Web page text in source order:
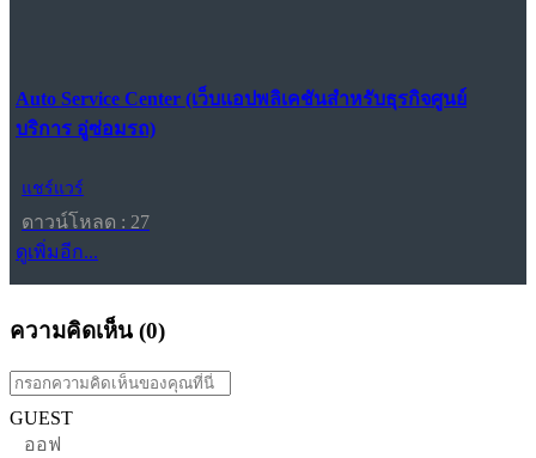
Auto Service Center (เว็บแอปพลิเคชันสำหรับธุรกิจศูนย์
บริการ อู่ซ่อมรถ)
แชร์แวร์
ดาวน์โหลด : 27
ดูเพิ่มอีก...
ความคิดเห็น (0)
GUEST
ออฟ